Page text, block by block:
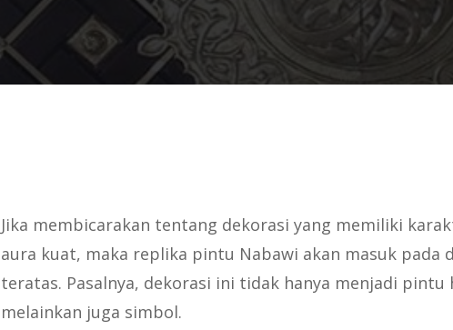
Jika membicarakan tentang dekorasi yang memiliki
aura kuat, maka replika pintu Nabawi akan masuk pada
teratas. Pasalnya, dekorasi ini tidak hanya menjadi pintu
melainkan juga simbol.